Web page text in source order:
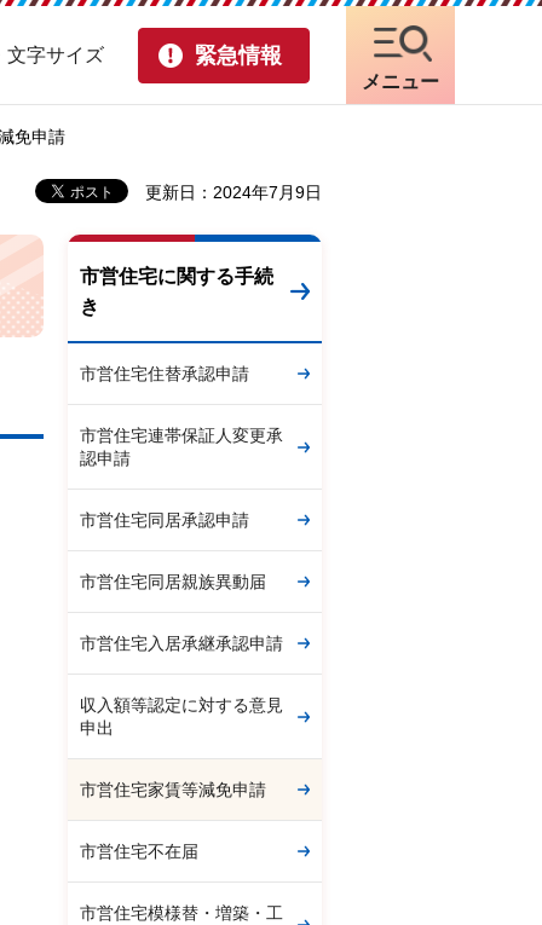
文字サイズ 緊急情報
メニュー
免申請
更新日：2024年7月9日
市営住宅に関する手続
き
市営住宅住替承認申請
市営住宅連帯保証人変更承
認申請
市営住宅同居承認申請
市営住宅同居親族異動届
市営住宅入居承継承認申請
収入額等認定に対する意見
申出
市営住宅家賃等減免申請
市営住宅不在届
市営住宅模様替・増築・工